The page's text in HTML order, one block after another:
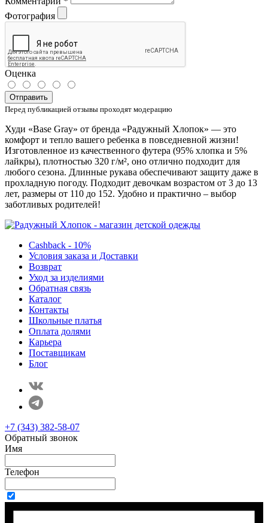
Фотография
Оценка
Отправить
Перед публикацией отзывы проходят модерацию
Худи «Base Gray» от бренда «Радужный Хлопок» — это
комфорт и тепло вашего ребенка в повседневной жизни!
Изготовленное из качественного футера (95% хлопка и 5%
лайкры), плотностью 320 г/м², оно отлично подходит для
любого сезона. Длинные рукава обеспечивают защиту даже в
прохладную погоду. Подходит девочкам возрастом от 3 до 13
лет, размеры от 110 до 152. Удобно и практично – выбор
заботливых родителей!
Cashback - 10%
Условия заказа и Доставки
Возврат
Уход за изделиями
Обратная связь
Каталог
Контакты
Школьные платья
Оплата долями
Карьера
Поставщикам
Блог
+7 (343) 382-58-07
Обратный звонок
Имя
Телефон